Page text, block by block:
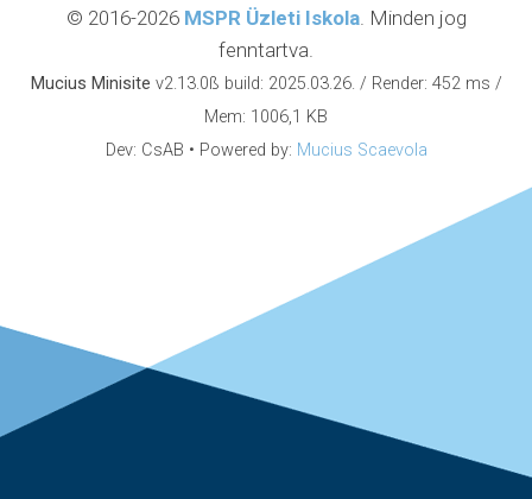
© 2016-2026 MSPR Üzleti Iskola. Minden jog
fenntartva.
Mucius Minisite v2.13.0ß build: 2025.03.26. / Render: 452 ms /
Mem: 1006,1 KB
Dev: CsAB • Powered by: Mucius Scaevola